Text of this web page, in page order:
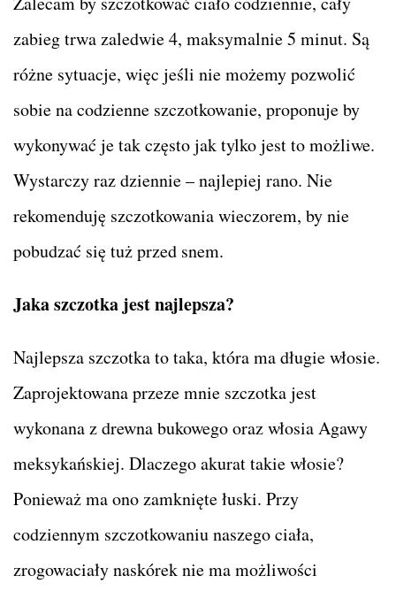
zabieg trwa zaledwie 4, maksymalnie 5 minut. Są
różne sytuacje, więc jeśli nie możemy pozwolić
sobie na codzienne szczotkowanie, proponuje by
wykonywać je tak często jak tylko jest to możliwe.
Wystarczy raz dziennie – najlepiej rano. Nie
rekomenduję szczotkowania wieczorem, by nie
pobudzać się tuż przed snem.
Jaka szczotka jest najlepsza?
Najlepsza szczotka to taka, która ma długie włosie.
Zaprojektowana przeze mnie szczotka jest
wykonana z drewna bukowego oraz włosia Agawy
meksykańskiej. Dlaczego akurat takie włosie?
Ponieważ ma ono zamknięte łuski. Przy
codziennym szczotkowaniu naszego ciała,
zrogowaciały naskórek nie ma możliwości